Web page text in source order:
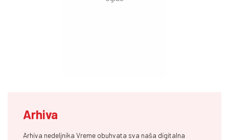
Arhiva
Arhiva nedeljnika Vreme obuhvata sva naša digitalna